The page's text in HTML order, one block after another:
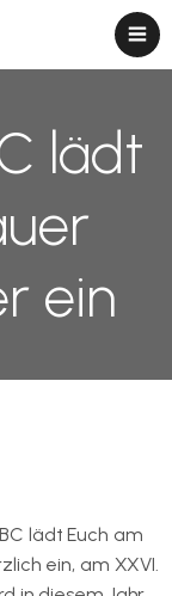
lädt
ein
lädt Euch am
ein, am XXVI.